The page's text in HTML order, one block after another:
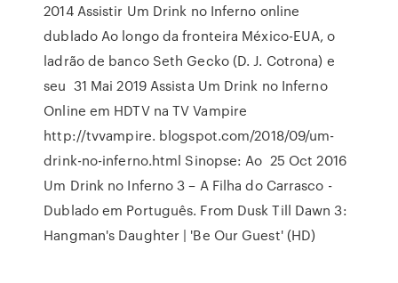
2014 Assistir Um Drink no Inferno online
dublado Ao longo da fronteira México-EUA, o
ladrão de banco Seth Gecko (D. J. Cotrona) e
seu 31 Mai 2019 Assista Um Drink no Inferno
Online em HDTV na TV Vampire
http://tvvampire. blogspot.com/2018/09/um-
drink-no-inferno.html Sinopse: Ao 25 Oct 2016
Um Drink no Inferno 3 – A Filha do Carrasco -
Dublado em Português. From Dusk Till Dawn 3:
Hangman's Daughter | 'Be Our Guest' (HD)